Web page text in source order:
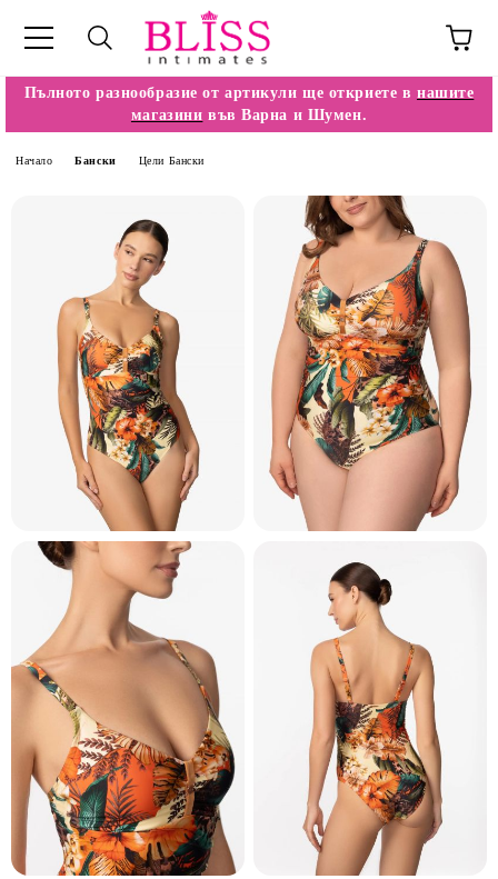
Пълното разнообразие от артикули ще откриете в нашите
магазини във Варна и Шумен.
Начало Бански Цели Бански